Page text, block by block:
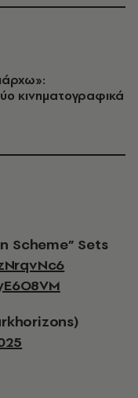
κινηματογραφικά